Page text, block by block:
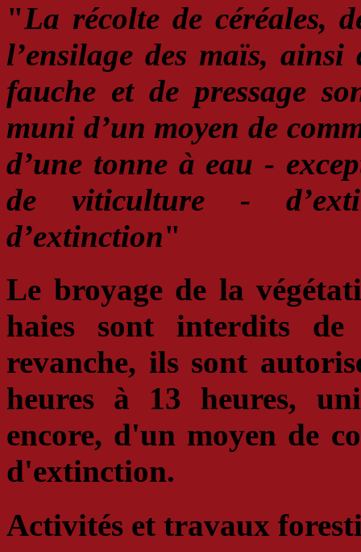
"La récolte de céréales,
l’ensilage des maïs,
fauche et de pressage
muni d’un moyen de
d’une tonne à eau -
de viticulture -
d’extinction"
Le broyage de la
haies sont interdits de
revanche, ils sont
heures à 13 heures,
encore, d'un moyen de
d'extinction.
Activités et travaux